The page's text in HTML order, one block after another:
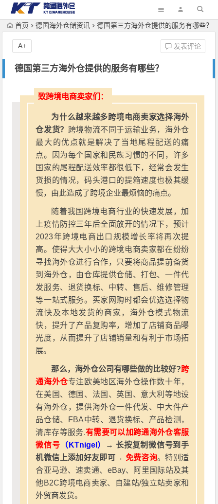
首页 德国海外仓储资讯 德国第三方海外仓提供的服务有哪些？
德国第三方海外仓提供的服务有哪些？
发表评论
A+
致跨境电商卖家们：
为什么越来越多跨境电商卖家选择海外
仓发货？ 跨境物流不同于运输业务，海外仓
最大的优点就是解决了当地尾程配送的痛
点。因为每个国家和民族习惯的不同，许多
国家的尾程配送效率都很低下，经常会发生
货损的情况，码头港口的提箱速度也极其缓
慢，由此造成了跨境企业最烦恼的痛点。
随着我国跨境电商行业的快速发展，加
上疫情防控三年后全面放开的情况下，预计
2023年跨境电商出口规模增长率将再次提
高。使得大大小小的跨境电商卖家都在纷纷
寻找海外仓进行合作，只要将商品提前备货
到海外仓，由仓库提供仓储、打包、一件代
发服务、退货换标、中转、售后、维修管理
等一站式服务。买家网购时都会优选选择物
流快及本地发货的商家，海外仓模式物流
快，提升了产品复购率，增加了店铺商品曝
光度，从而提升了店铺销量和有利于市场拓
展。
那么，海外仓公司有哪些做的比较好?跨
通海外仓专注欧美地区海外仓操作数十年，
在美国、德国、法国、英国、意大利等地设
有海外仓，提供海外仓一件代发、中大件产
品仓储、FBA中转、退货换标、产品检测，
清库存等服务.有需要可以加跨通海外仓客服
微信号 （KTnigel）
→ 长按复制微信号到手
机微信上添加好友即可→ 免费咨询。特别适
合亚马逊、速卖通、eBay、阿里国际站及其
他B2C跨境电商卖家、自建站/独立站卖家和
外贸商发货。